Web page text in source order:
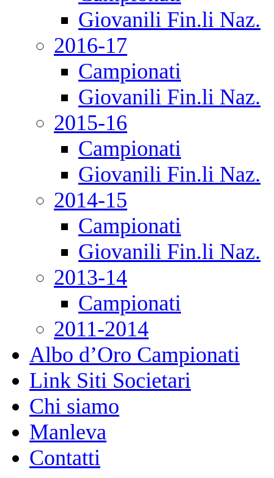
Giovanili Fin.li Naz.
2016-17
Campionati
Giovanili Fin.li Naz.
2015-16
Campionati
Giovanili Fin.li Naz.
2014-15
Campionati
Giovanili Fin.li Naz.
2013-14
Campionati
2011-2014
Albo d’Oro Campionati
Link Siti Societari
Chi siamo
Manleva
Contatti